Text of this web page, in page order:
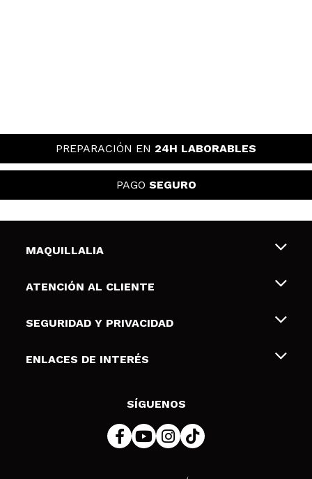
PREPARACIÓN EN 24H LABORABLES
PAGO SEGURO
MAQUILLALIA
Sobre nosotros
Tarjetas de Regalo
ATENCIÓN AL CLIENTE
Envíos y devoluciones
Formas de pago
SEGURIDAD Y PRIVACIDAD
Terminos y condiciones de uso
Política de cookies
ENLACES DE INTERÉS
SÍGUENOS